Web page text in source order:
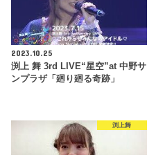
2023.10.25
渕上 舞 3rd LIVE“星空”at 中野サ
ンプラザ「廻り廻る奇跡」
渕上舞